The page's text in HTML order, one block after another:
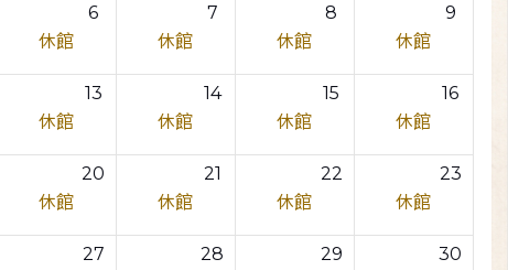
6
休館
7
休館
8
休館
9
休館
13
休館
14
休館
15
休館
16
休館
20
休館
21
休館
22
休館
23
休館
27
28
29
30